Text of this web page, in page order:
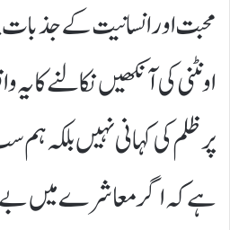
محبت اور انسانیت کے
اونٹنی کی آنکھیں نکالنے کا
پر ظلم کی کہانی نہیں بلکہ
ہے کہ اگر معاشرے میں بے